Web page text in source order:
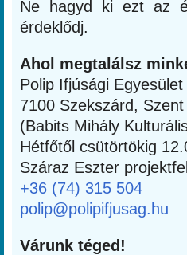
Ne hagyd ki ezt az
érdeklődj.
Ahol megtalálsz
Polip Ifjúsági
7100 Szekszárd,
(Babits Mihály
Hétfőtől csütörtökig
Száraz Eszter
+36 (74) 315 504
polip@polipifjusag.hu
Várunk téged!